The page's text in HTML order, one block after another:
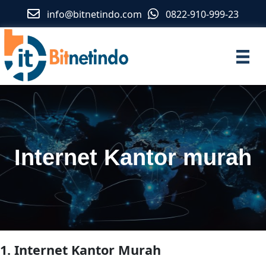
info@bitnetindo.com 0822-910-999-23
Internet Kantor murah
1. Internet Kantor Murah